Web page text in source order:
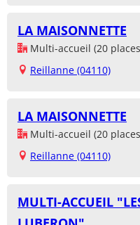
LA MAISONNETTE
Multi-accueil (20
Reillanne (04110)
LA MAISONNETTE
Multi-accueil (20
Reillanne (04110)
MULTI-ACCUEIL